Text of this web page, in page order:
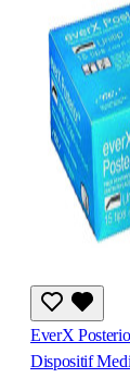
EverX
Dispositif